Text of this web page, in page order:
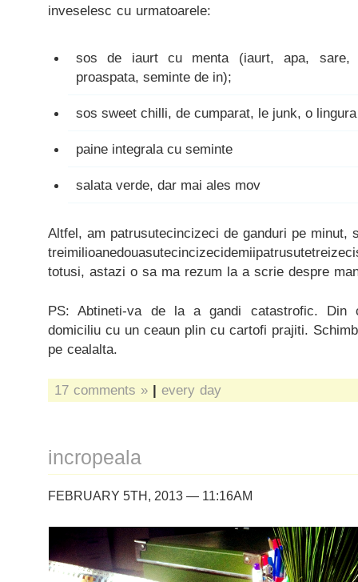
inveselesc cu urmatoarele:
sos de iaurt cu menta (iaurt, apa, sare,
proaspata, seminte de in);
sos sweet chilli, de cumparat, le junk, o
paine integrala cu seminte
salata verde, dar mai ales mov
Altfel, am patrusutecincizeci de ganduri pe minut,
totusi, astazi o sa ma rezum la a scrie despre
PS: Abtineti-va de la a gandi catastrofic. Din
domiciliu cu un ceaun plin cu cartofi prajiti.
pe cealalta.
17 comments » | every day
incropeala
FEBRUARY 5TH, 2013 — 11:16AM